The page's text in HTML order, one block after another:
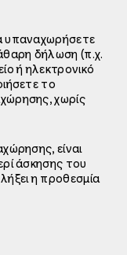
υπαναχωρήσετε
δήλωση (π.χ.
ή ηλεκτρονικό
το
χωρίς
είναι
άσκησης του
η προθεσμία